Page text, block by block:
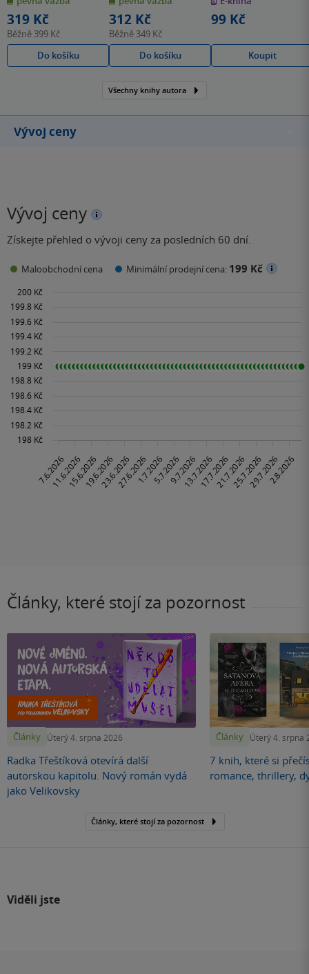
hvězdiček
319 Kč
Běžně 399 Kč
Do košíku
hvězdiček
312 Kč
Běžně 349 Kč
Do košíku
hvězdiček
99 Kč
Koupit
Všechny knihy autora
Vývoj ceny
Vývoj ceny
Získejte přehled o vývoji ceny za posledních 60 dní.
Maloobchodní cena Minimální prodejní cena: 199 Kč
Články, které stojí za pozornost
Články Úterý 4. srpna 2026
Radka Třeštíková otevírá další
autorskou kapitolu. Nový román vydá
jako Velikovsky
Články Úterý 4. srpna
7 knih, které si
romance, thrillery,
Články, které stojí za pozornost
Viděli jste